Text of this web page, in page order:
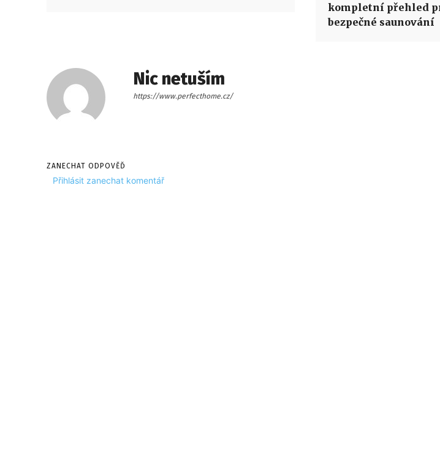
kompletní přehled
bezpečné saunování
Nic netuším
https://www.perfecthome.cz/
ZANECHAT ODPOVĚĎ
Přihlásit zanechat komentář